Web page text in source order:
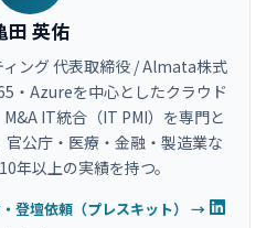
田 英佑
ング 代表取締役 / Almata株式
・Azureを中心としたクラウド
IT統合（IT PMI）を専門と
公庁・医療・金融・製造業な
年以上の実績を持つ。
登壇依頼（プレスキット） →